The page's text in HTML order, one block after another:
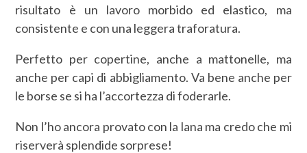
risultato è un lavoro morbido ed elastico, ma
consistente e con una leggera traforatura.
Perfetto per copertine, anche a mattonelle, ma
anche per capi di abbigliamento. Va bene anche per
le borse se si ha l’accortezza di foderarle.
Non l’ho ancora provato con la lana ma credo che mi
riserverà splendide sorprese!